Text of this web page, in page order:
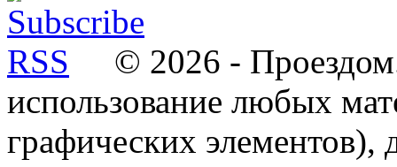
© 2026 -
использование любых
графических элементов),